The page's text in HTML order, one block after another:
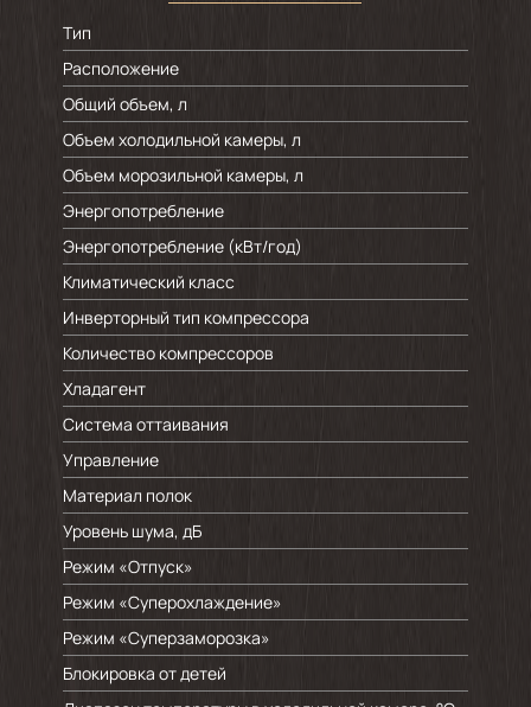
Тип
Расположение
Общий объем, л
Объем холодильной камеры, л
Объем морозильной камеры, л
Энергопотребление
Энергопотребление (кВт/год)
Климатический класс
Инверторный тип компрессора
Количество компрессоров
Хладагент
Система оттаивания
Управление
Материал полок
Уровень шума, дБ
Режим «Отпуск»
Режим «Суперохлаждение»
Режим «Суперзаморозка»
Блокировка от детей